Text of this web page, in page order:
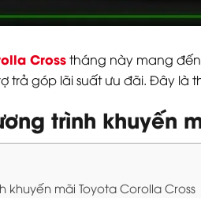
Crosstháng này mang
trả góp lãi suất ưu đãi. Đây là
trình khuyến
khuyến mãi Toyota Corolla Cross